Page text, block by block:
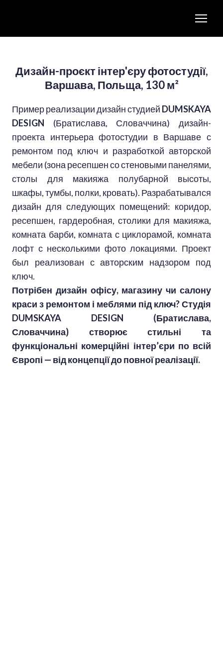
Дизайн-проєкт інтер'єру фотостудії,
Варшава, Польща, 130 м²
Пример реализации дизайн студией DUMSKAYA
DESIGN (Братислава, Словаччина) дизайн-
проекта интерьера фотостудии в Варшаве с
ремонтом под ключ и разработкой авторской
мебели (зона ресепшен со стеновыми панелями,
столы для макияжа полубарной высоты,
шкафы, тумбы, полки, кровать). Разрабатывался
дизайн для следующих помещений: коридор,
ресепшен, гардеробная, столики для макияжа,
комната барби, комната с циклорамой, комната
лофт с несколькими фото локациями. Проект
был реализован с авторским надзором под
ключ.
Потрібен дизайн офісу, магазину чи салону
краси з ремонтом і меблями під ключ? Студія
DUMSKAYA DESIGN (Братислава,
Словаччина) створює стильні та
функціональні комерційні інтер’єри по всій
Європі — від концепції до повної реалізації.